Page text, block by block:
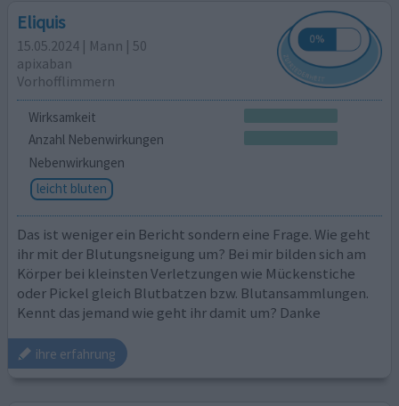
Eliquis
15.05.2024 | Mann | 50
apixaban
Vorhofflimmern
Wirksamkeit
Anzahl Nebenwirkungen
Nebenwirkungen
leicht bluten
Das ist weniger ein Bericht sondern eine Frage. Wie geht
ihr mit der Blutungsneigung um? Bei mir bilden sich am
Körper bei kleinsten Verletzungen wie Mückenstiche
oder Pickel gleich Blutbatzen bzw. Blutansammlungen.
Kennt das jemand wie geht ihr damit um? Danke
ihre erfahrung